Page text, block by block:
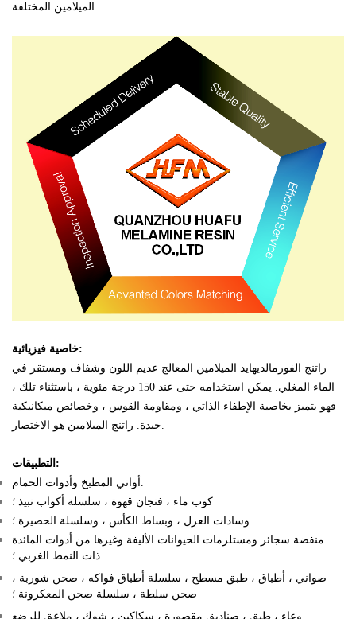
الميلامين المختلفة.
خاصية فيزيائية:
راتنج الفورمالديهايد الميلامين المعالج عديم اللون وشفاف ومستقر في
الماء المغلي. يمكن استخدامه حتى عند 150 درجة مئوية ، باستثناء تلك ،
فهو يتميز بخاصية الإطفاء الذاتي ، ومقاومة القوس ، وخصائص ميكانيكية
جيدة. راتنج الميلامين هو الاختصار.
التطبيقات:
أواني المطبخ وأدوات الحمام.
كوب ماء ، فنجان قهوة ، سلسلة أكواب نبيذ ؛
وسادات العزل ، وبساط الكأس ، وسلسلة الحصيرة ؛
منفضة سجائر ومستلزمات الحيوانات الأليفة وغيرها من أدوات المائدة
ذات النمط الغربي ؛
صواني ، أطباق ، طبق مسطح ، سلسلة أطباق فواكه ، صحن شوربة ،
صحن سلطة ، سلسلة صحن المعكرونة ؛
وعاء ، طبق ، صناديق مقصورة ، سكاكين ، شوك ، ملاعق للرضع